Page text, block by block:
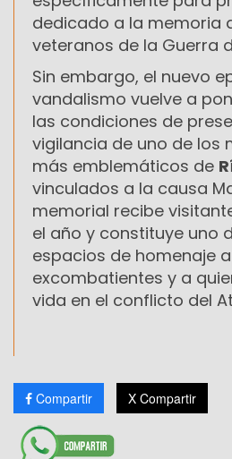
dedicado a la memoria
veteranos de la Guerra
Sin embargo, el nuevo
vandalismo vuelve a
las condiciones de
vigilancia de uno de los
más emblemáticos de
vinculados a la causa
memorial recibe
el año y constituye uno
espacios de homenaje
excombatientes y a
vida en el conflicto del
Compartir X Compartir